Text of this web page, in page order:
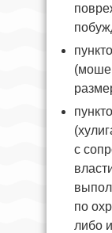
с
по
либо